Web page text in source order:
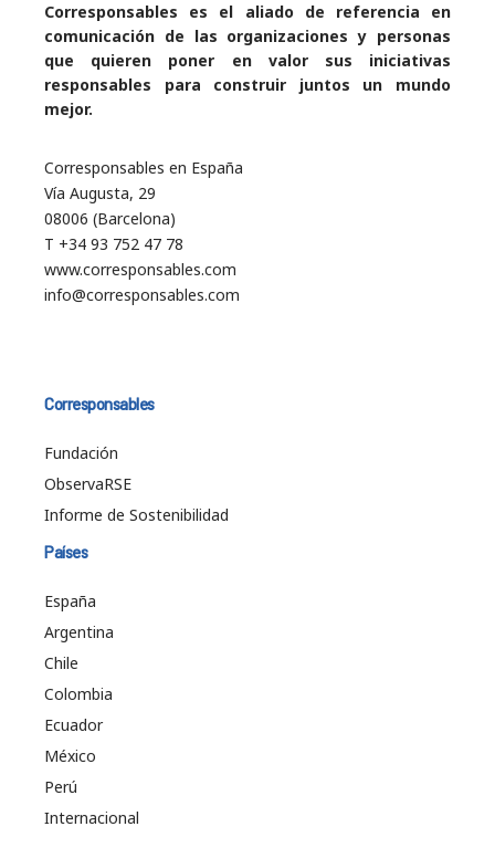
Corresponsables es el aliado de referencia en
comunicación de las organizaciones y personas
que quieren poner en valor sus iniciativas
responsables para construir juntos un mundo
mejor.
Corresponsables en España
Vía Augusta, 29
08006 (Barcelona)
T +34 93 752 47 78
www.corresponsables.com
info@corresponsables.com
Corresponsables
Fundación
ObservaRSE
Informe de Sostenibilidad
Países
España
Argentina
Chile
Colombia
Ecuador
México
Perú
Internacional